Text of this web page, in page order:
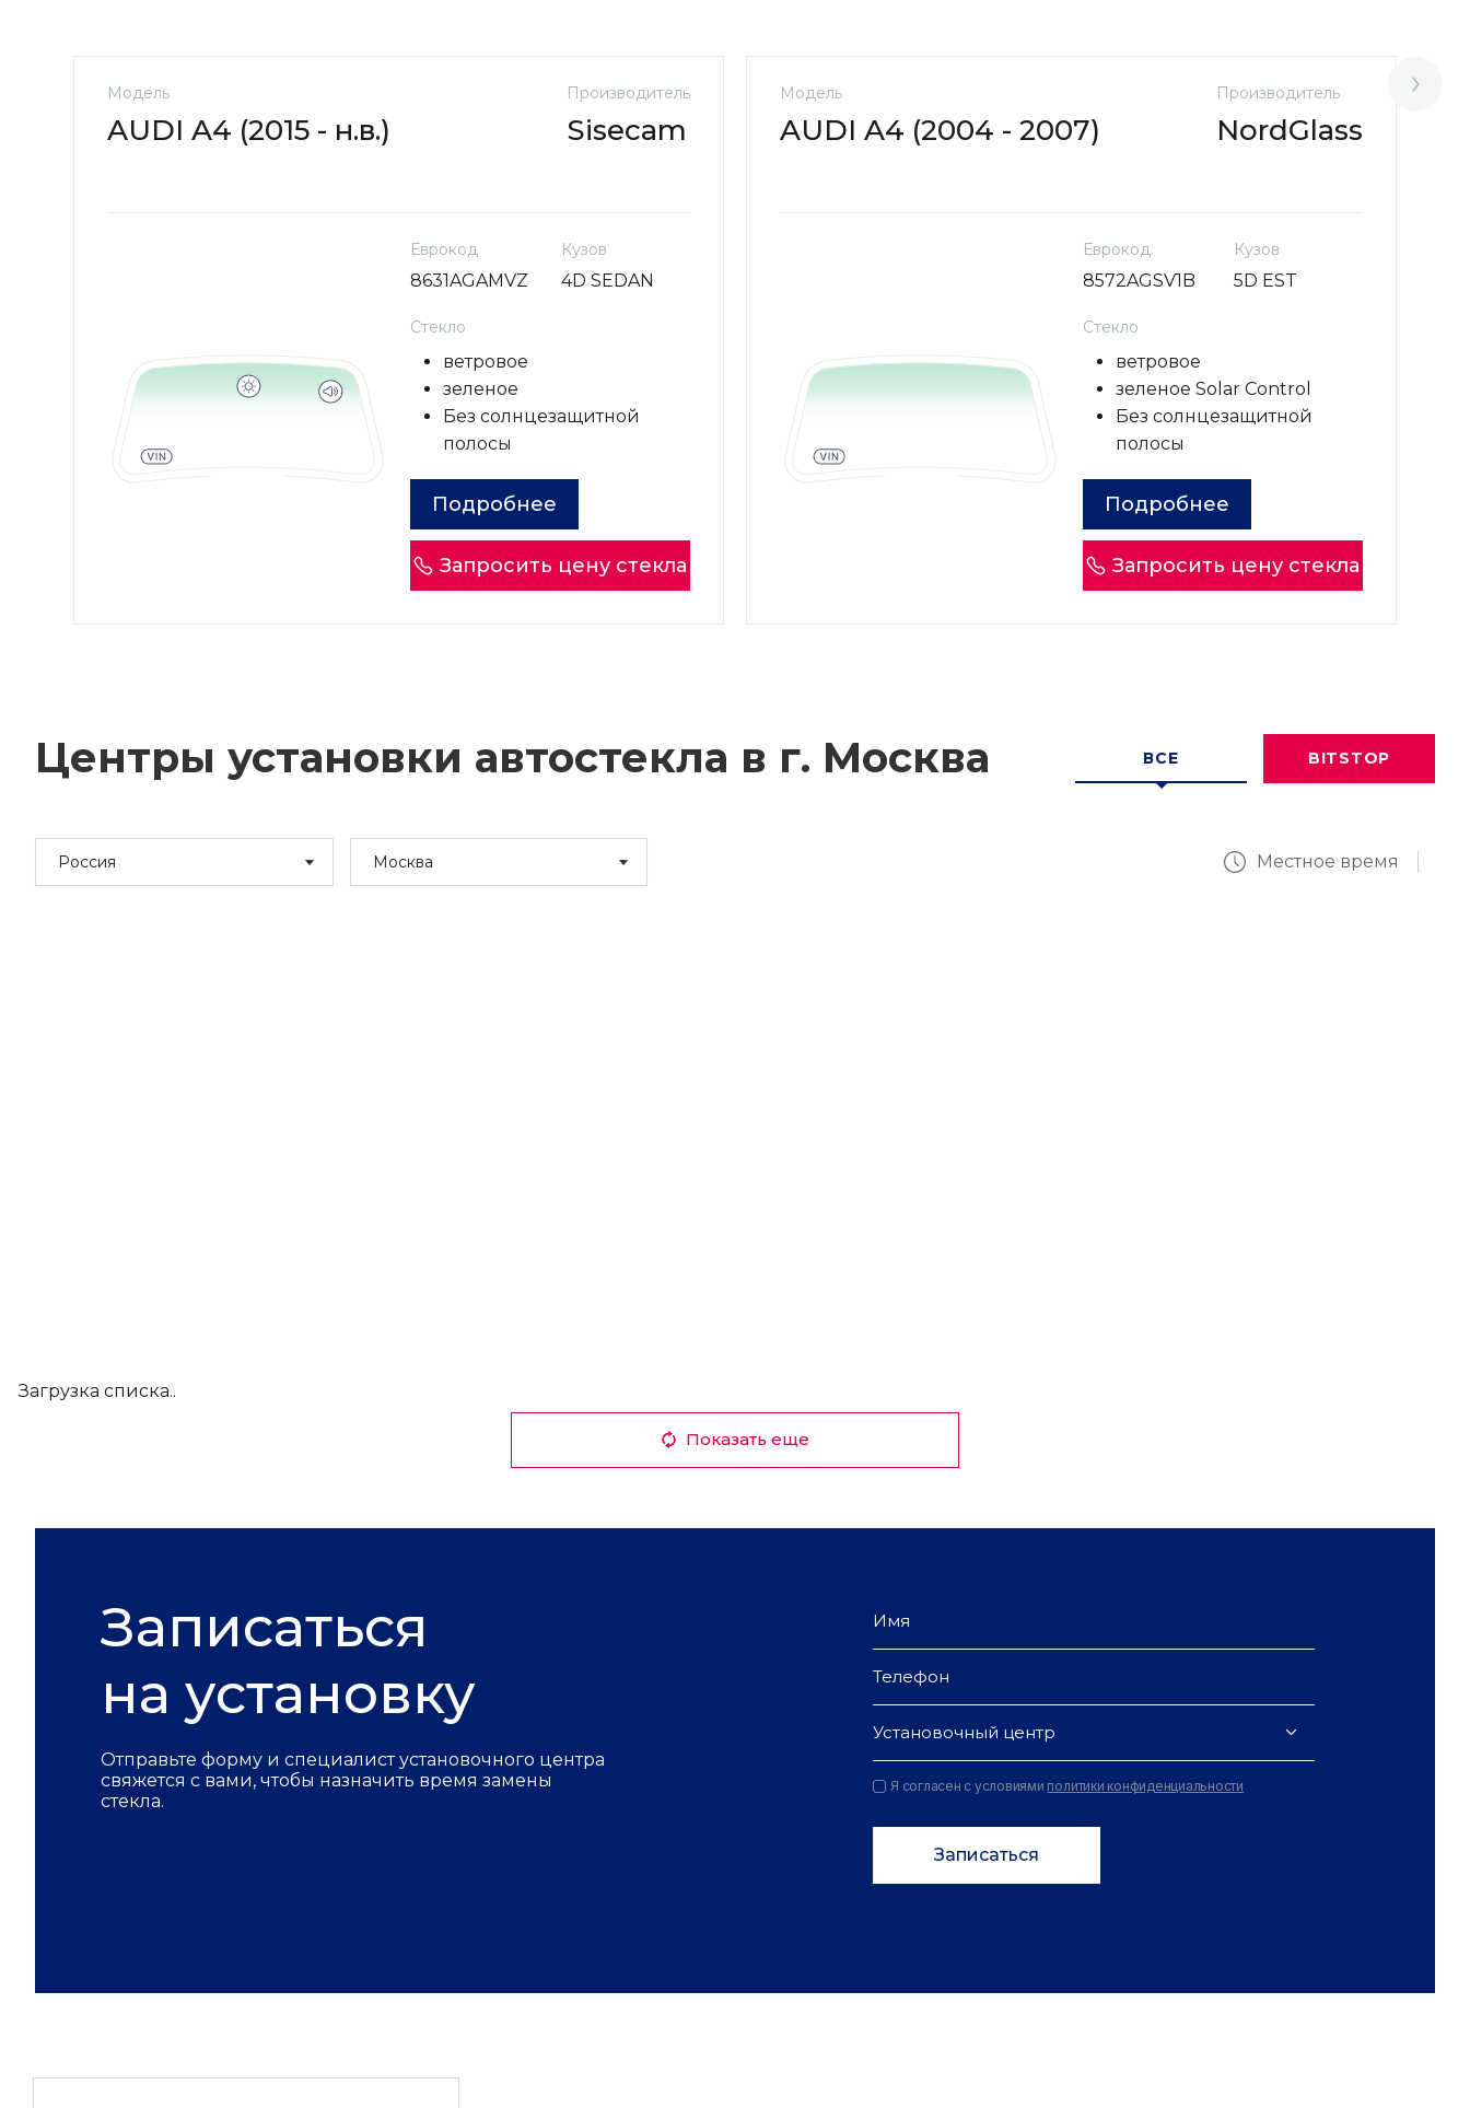
Модель
AUDI A4 (2015 - н.в.)
Производитель
Sisecam
Еврокод
8631AGAMVZ
Кузов
4D SEDAN
Стекло
ветровое
зеленое
Без солнцезащитной
полосы
Подробнее
Запросить цену стекла
Модель
AUDI A4 (2004 - 2007)
Производитель
NordGlass
Еврокод
8572AGSV1B
Кузов
5D EST
Стекло
ветровое
зеленое Solar Control
Без солнцезащитной
полосы
Подробнее
Запросить цену стекла
Центры установки автостекла в г. Москва ВСЕ BITSTOP
Россия Москва Местное время
Загрузка списка..
Показать еще
Записаться
на установку
Отправьте форму и специалист установочного центра
свяжется с вами, чтобы назначить время замены
стекла.
Установочный центр
Я согласен с условиями политики конфиденциальности
Записаться